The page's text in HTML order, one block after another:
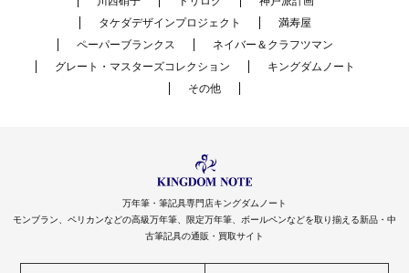
タケダデザインプロジェクト
満寿屋
ペーパーブランクス
ネイバー＆クラフツマン
グレート・マスターズコレクション
キングダムノート
その他
万年筆・筆記具専門店キングダムノート
モンブラン、ペリカンなどの高級万年筆、限定万年筆、ボールペンなどを取り揃える新品・中
古筆記具の通販・買取サイト